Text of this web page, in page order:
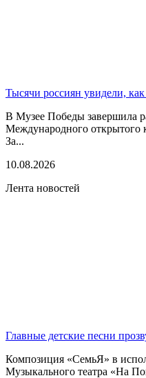
Тысячи россиян увидели,
В Музее Победы завершила
Международного открытого
За...
10.08.2026
Лента новостей
Главные детские песни
Композиция «СемьЯ» в
Музыкального театра «На